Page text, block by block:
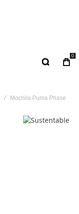
0
Mochila Puma Phase